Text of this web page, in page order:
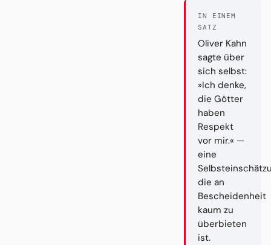
IN EINEM
SATZ
Oliver Kahn
sagte über
sich selbst:
»Ich denke,
die Götter
haben
Respekt
vor mir.« —
eine
die an
Bescheidenheit
kaum zu
überbieten
ist.